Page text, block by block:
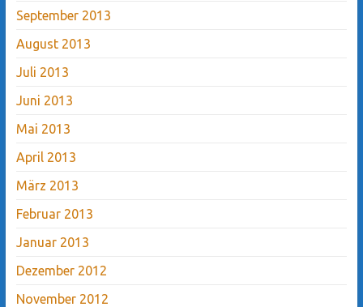
September 2013
August 2013
Juli 2013
Juni 2013
Mai 2013
April 2013
März 2013
Februar 2013
Januar 2013
Dezember 2012
November 2012